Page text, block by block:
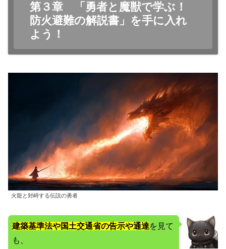
第３章 「勇者と魔獣で学ぶ！
防火避難の解説書」を手に入れ
よう！
火龍と対峙する伝説の勇者
建築基準法や国土交通省の告示や通達を見て
も、